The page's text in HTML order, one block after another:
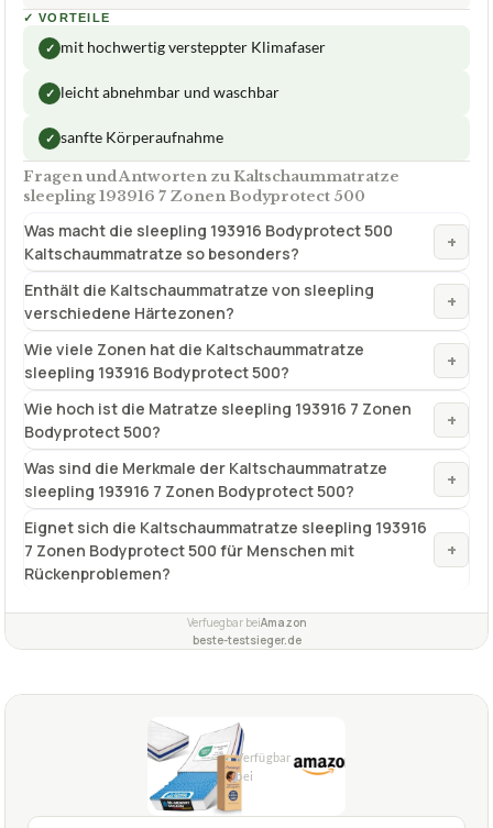
✓ VORTEILE
✓ mit hochwertig versteppter Klimafaser
✓ leicht abnehmbar und waschbar
✓ sanfte Körperaufnahme
Fragen und Antworten zu Kaltschaummatratze
sleepling 193916 7 Zonen Bodyprotect 500
Was macht die sleepling 193916 Bodyprotect 500
Kaltschaummatratze so besonders?
+
Enthält die Kaltschaummatratze von sleepling
verschiedene Härtezonen?
+
Wie viele Zonen hat die Kaltschaummatratze
sleepling 193916 Bodyprotect 500?
+
Wie hoch ist die Matratze sleepling 193916 7 Zonen
Bodyprotect 500?
+
Was sind die Merkmale der Kaltschaummatratze
sleepling 193916 7 Zonen Bodyprotect 500?
+
Eignet sich die Kaltschaummatratze sleepling 193916
7 Zonen Bodyprotect 500 für Menschen mit
Rückenproblemen?
+
Verfuegbar beiAmazon
beste-testsieger.de